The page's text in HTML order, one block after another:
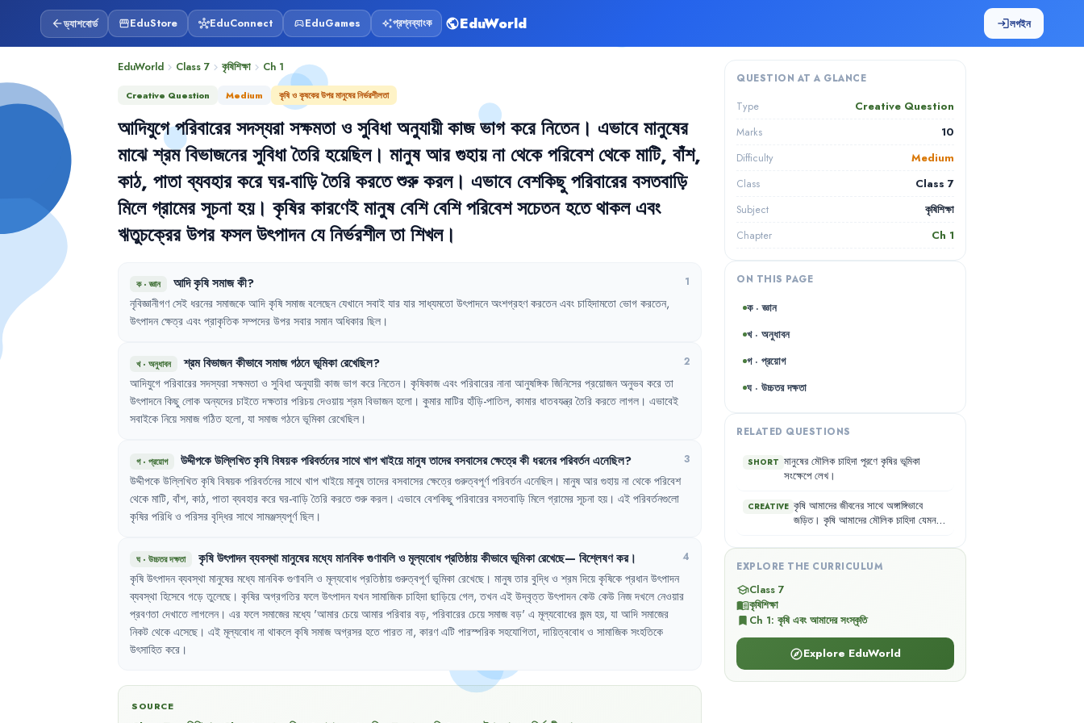
arrow_backড্যাশবোর্ড storefrontEduStore hubEduConnect sports_esportsEduGames auto_awesomeপ্রশ্নব্যাংক publicEduWorld loginলগইন
EduWorld chevron_right Class 7 chevron_right কৃষিশিক্ষা chevron_right Ch 1
Creative Question Medium কৃষি ও কৃষকের উপর মানুষের নির্ভরশীলতা
আদিযুগে পরিবারের সদস্যরা সক্ষমতা ও সুবিধা অনুযায়ী কাজ ভাগ করে নিতেন। এভাবে মানুষের
মাঝে শ্রম বিভাজনের সুবিধা তৈরি হয়েছিল। মানুষ আর গুহায় না থেকে পরিবেশ থেকে মাটি, বাঁশ,
কাঠ, পাতা ব্যবহার করে ঘর-বাড়ি তৈরি করতে শুরু করল। এভাবে বেশকিছু পরিবারের বসতবাড়ি
মিলে গ্রামের সূচনা হয়। কৃষির কারণেই মানুষ বেশি বেশি পরিবেশ সচেতন হতে থাকল এবং
ঋতুচক্রের উপর ফসল উৎপাদন যে নির্ভরশীল তা শিখল।
ক·জ্ঞান আদিকৃষিসমাজকী? 1
নৃবিজ্ঞানীগণ সেই ধরনের সমাজকে আদি কৃষি সমাজ বলেছেন যেখানে সবাই যার যার সাধ্যমতো উৎপাদনে অংশগ্রহণ করতেন এবং চাহিদামতো ভোগ করতেন,
উৎপাদন ক্ষেত্র এবং প্রাকৃতিক সম্পদের উপর সবার সমান অধিকার ছিল ।
খ· অনুধাবন শ্রমবিভাজনকীভাবেসমাজগঠনেভূমিকারেখেছিল? 2
আদিযুগে পরিবারের সদস্যরা সক্ষমতা ও সুবিধা অনুযায়ী কাজ ভাগ করে নিতেন। কৃষিকাজ এবং পরিবারের নানা আনুষঙ্গিক জিনিসের প্রয়োজন অনুভব করে তা
উৎপাদনে কিছু লোক অন্যদের চাইতে দক্ষতার পরিচয় দেওয়ায় শ্রম বিভাজন হলো । কুমার মাটির হাঁড়ি-পাতিল, কামার ধাতবযন্ত্র তৈরি করতে লাগল । এভাবেই
সবাইকে নিয়ে সমাজ গঠিত হলো, যা সমাজ গঠনে ভূমিকা রেখেছিল ।
গ· প্রয়োগ উদ্দীপকেউল্লিখিতকৃষিবিষয়কপরিবর্তনেরসাথেখাপখাইয়েমানুষতাদেরবসবাসেরক্ষেত্রেকীধরনেরপরিবর্তনএনেছিল? 3
উদ্দীপকে উল্লিখিত কৃষি বিষয়ক পরিবর্তনের সাথে খাপ খাইয়ে মানুষ তাদের বসবাসের ক্ষেত্রে গুরুত্বপূর্ণ পরিবর্তন এনেছিল । মানুষ আর গুহায় না থেকে পরিবেশ
থেকে মাটি, বাঁশ, কাঠ, পাতা ব্যবহার করে ঘর-বাড়ি তৈরি করতে শুরু করল । এভাবে বেশকিছু পরিবারের বসতবাড়ি মিলে গ্রামের সূচনা হয় । এই পরিবর্তনগুলো
কৃষির পরিধি ও পরিসর বৃদ্ধির সাথে সামঞ্জস্যপূর্ণ ছিল ।
ঘ· উচ্চতর দক্ষতা কৃষিউৎপাদনব্যবস্থামানুষেরমধ্যেমানবিকগুণাবলিওমূল্যবোধপ্রতিষ্ঠায়কীভাবেভূমিকারেখেছে— বিশ্লেষণকর। 4
কৃষি উৎপাদন ব্যবস্থা মানুষের মধ্যে মানবিক গুণাবলি ও মূল্যবোধ প্রতিষ্ঠায় গুরুত্বপূর্ণ ভূমিকা রেখেছে । মানুষ তার বুদ্ধি ও শ্রম দিয়ে কৃষিকে প্রধান উৎপাদন
ব্যবস্থা হিসেবে গড়ে তুলেছে । কৃষির অগ্রগতির ফলে উৎপাদন যখন সামাজিক চাহিদা ছাড়িয়ে গেল, তখন এই উদ্বৃত্ত উৎপাদন কেউ কেউ নিজ দখলে নেওয়ার
প্রবণতা দেখাতে লাগলেন। এর ফলে সমাজের মধ্যে 'আমার চেয়ে আমার পরিবার বড়, পরিবারের চেয়ে সমাজ বড়' এ মূল্যবোধের জন্ম হয়, যা আদি সমাজের
নিকট থেকে এসেছে । এই মূল্যবোধ না থাকলে কৃষি সমাজ অগ্রসর হতে পারত না, কারণ এটি পারস্পরিক সহযোগিতা, দায়িত্ববোধ ও সামাজিক সংহতিকে
উৎসাহিত করে ।
SOURCE
QUESTION AT A GLANCE
Type Creative Question
Marks 10
Difficulty Medium
Class Class 7
Subject কৃষিশিক্ষা
Chapter Ch 1
ON THIS PAGE
ক · জ্ঞান
খ · অনুধাবন
গ · প্রয়োগ
ঘ · উচ্চতর দক্ষতা
RELATED QUESTIONS
SHORT মানুষের মৌলিক চাহিদা পূরণে কৃষির ভূমিকা
সংক্ষেপে লেখ ।
CREATIVE কৃষি আমাদের জীবনের সাথে অঙ্গাঙ্গিভাবে
জড়িত। কৃষি আমাদের মৌলিক চাহিদা যেমন
ইত্যাদি পূরণ করে। এই চাহিদা পূরণে মানুষ
কৃষির উপর সম্পূর্ণভাবে নির্ভরশীল
EXPLORE THE CURRICULUM
schoolClass 7
menu_bookকৃষিশিক্ষা
bookmark Ch 1: কৃষি এবং আমাদের সংস্কৃতি
exploreExplore EduWorld